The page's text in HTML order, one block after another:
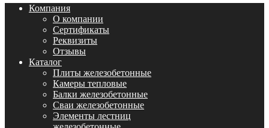
Компания
О компании
Сертификаты
Реквизиты
Отзывы
Каталог
Плиты железобетонные
Камеры тепловые
Балки железобетонные
Сваи железобетонные
Элементы лестниц